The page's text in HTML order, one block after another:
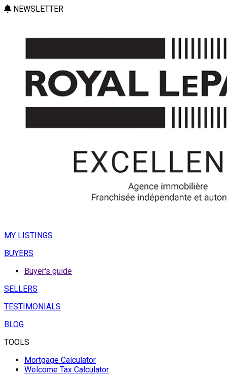
NEWSLETTER
MY LISTINGS
BUYERS
Buyer's guide
SELLERS
TESTIMONIALS
BLOG
TOOLS
Mortgage Calculator
Welcome Tax Calculator